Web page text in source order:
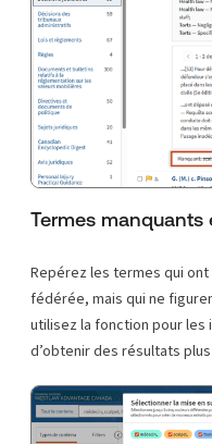
Termes manquants
Repérez les termes qui
fédérée, mais qui ne
utilisez la fonction pour les
d’obtenir des résultats